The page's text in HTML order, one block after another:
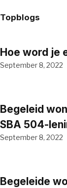
Topblogs
Hoe word je
September 8, 2022
Begeleid
SBA 504-
September 8, 2022
Begeleide